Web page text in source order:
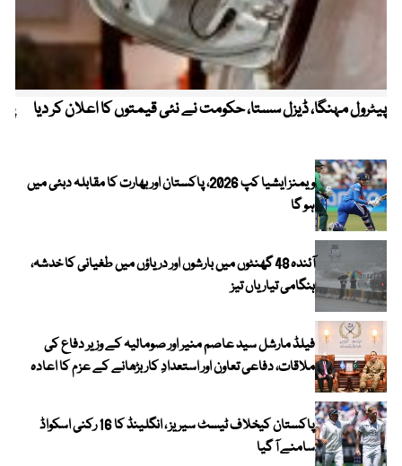
پیٹرول مہنگا، ڈیزل سستا، حکومت نے نئی قیمتوں کا اعلان کر دیا
ویمنز ایشیا کپ 2026، پاکستان اور بھارت کا مقابلہ دبئی میں
ہو گا
آئندہ 48 گھنٹوں میں بارشوں اور دریاؤں میں طغیانی کا خدشہ،
ہنگامی تیاریاں تیز
فیلڈ مارشل سید عاصم منیر اور صومالیہ کے وزیر دفاع کی
ملاقات، دفاعی تعاون اور استعدادِ کار بڑھانے کے عزم کا اعادہ
پاکستان کیخلاف ٹیسٹ سیریز ، انگلینڈ کا 16 رکنی اسکواڈ
سامنے آ گیا